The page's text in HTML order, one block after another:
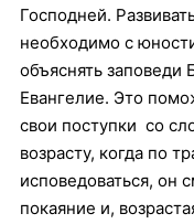
Господней.
необходимо с
объяснять заповеди
Евангелие. Это
свои поступки со
возрасту, когда по
исповедоваться, он
покаяние и,